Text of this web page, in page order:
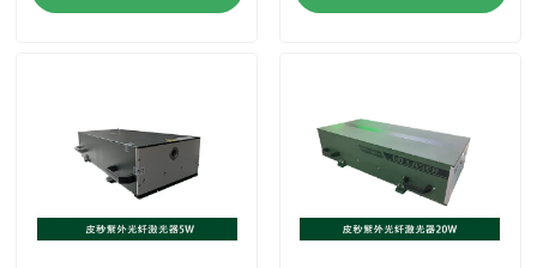
Video
Chương trình VR